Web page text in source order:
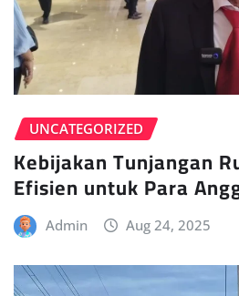
UNCATEGORIZED
Kebijakan Tunjangan
Efisien untuk Para
Admin Aug 24, 2025